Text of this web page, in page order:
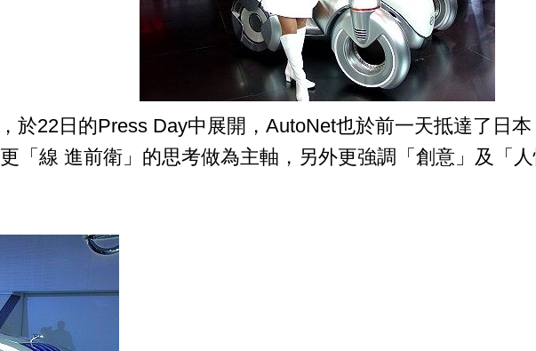
於22日的Press Day中展開，AutoNet也於前一天抵達了日
「線 進前衛」的思考做為主軸，另外更強調「創意」及「